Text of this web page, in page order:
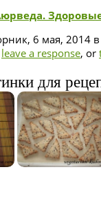
6 мая, 2014
leave a response, or
для